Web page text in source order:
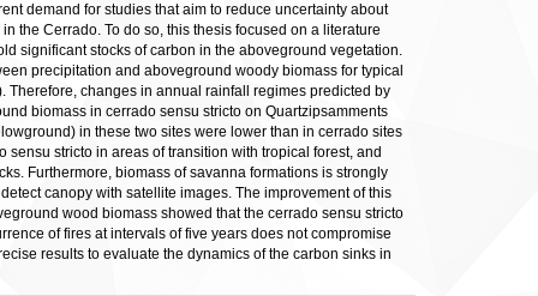
demand for studies that aim to reduce uncertainty about
the Cerrado. To do so, this thesis focused on a literature
significant stocks of carbon in the aboveground vegetation.
precipitation and aboveground woody biomass for typical
changes in annual rainfall regimes predicted by
biomass in cerrado sensu stricto on Quartzipsamments
in these two sites were lower than in cerrado sites
stricto in areas of transition with tropical forest, and
Furthermore, biomass of savanna formations is strongly
canopy with satellite images. The improvement of this
wood biomass showed that the cerrado sensu stricto
of fires at intervals of five years does not compromise
results to evaluate the dynamics of the carbon sinks in